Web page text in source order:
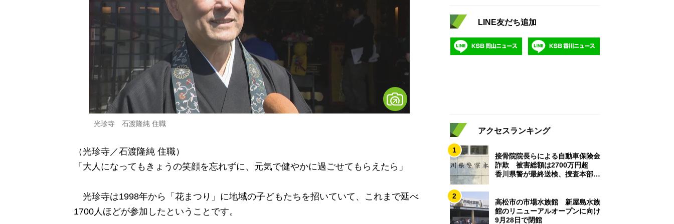
光珍寺 石渡隆純 住職
（光珍寺／石渡隆純 住職）
「大人になってもきょうの笑顔を忘れずに、元気で健やかに過ごせてもらえたら」
光珍寺は1998年から「花まつり」に地域の子どもたちを招いていて、これまで延べ
1700人ほどが参加したということです。
LINE友だち追加
アクセスランキング
1
接骨院院長らによる自動車保険金
詐欺 被害総額は2700万円超
香川県警が最終送検、捜査本部解
2
高松市の市場水族館 新屋島水族
館のリニューアルオープンに向け
9月28日で閉館